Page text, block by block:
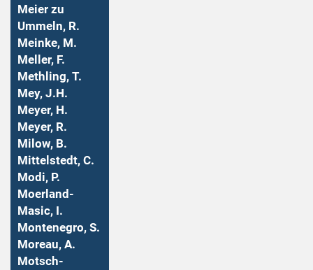
Meier zu
Ummeln, R.
Meinke, M.
Meller, F.
Methling, T.
Mey, J.H.
Meyer, H.
Meyer, R.
Milow, B.
Mittelstedt, C.
Modi, P.
Moerland-
Masic, I.
Montenegro, S.
Moreau, A.
Motsch-